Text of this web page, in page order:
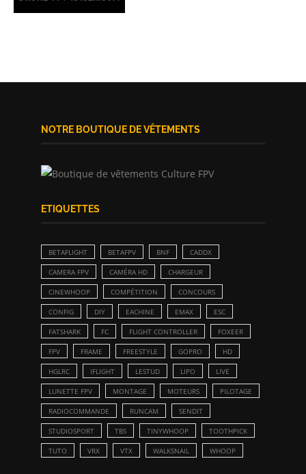
NOTRE BOUTIQUE DE VÊTEMENTS
ETIQUETTES
BETAFLIGHT BETAFPV BNF CADDX
CAMERA FPV CAMÉRA HD CHARGEUR
CINEWHOOP COMPÉTITION CONCOURS
CONFIG DIY EACHINE EMAX ESC
FATSHARK FC FLIGHT CONTROLLER FOXEER
FPV FRAME FREESTYLE GOPRO HD
HGLRC IFLIGHT LESTUD LIPO LIVE
LUNETTE FPV MONTAGE MOTEURS PILOTAGE
RADIOCOMMANDE RUNCAM SENDIT
STUDIOSPORT TBS TINYWHOOP TOOTHPICK
TUTO VRX VTX WALKSNAIL WHOOP